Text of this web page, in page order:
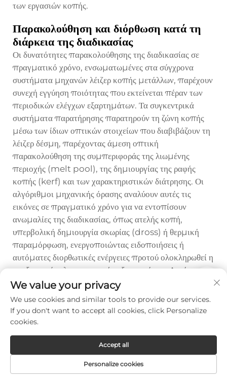
των εργασιών κοπής.
Παρακολούθηση και διόρθωση κατά τη
διάρκεια της διαδικασίας
Οι δυνατότητες παρακολούθησης της διαδικασίας σε
πραγματικό χρόνο, ενσωματωμένες στα σύγχρονα
συστήματα μηχανών λέιζερ κοπής μετάλλων, παρέχουν
συνεχή εγγύηση ποιότητας που εκτείνεται πέραν των
περιοδικών ελέγχων εξαρτημάτων. Τα συγκεντρικά
συστήματα παρατήρησης παρατηρούν τη ζώνη κοπής
μέσω των ίδιων οπτικών στοιχείων που διαβιβάζουν τη
λέιζερ δέσμη, παρέχοντας άμεση οπτική
παρακολούθηση της συμπεριφοράς της λιωμένης
περιοχής (melt pool), της δημιουργίας της ραφής
κοπής (kerf) και των χαρακτηριστικών διάτρησης. Οι
αλγόριθμοι μηχανικής όρασης αναλύουν αυτές τις
εικόνες σε πραγματικό χρόνο για να εντοπίσουν
ανωμαλίες της διαδικασίας, όπως ατελής κοπή,
υπερβολική δημιουργία σκωρίας (dross) ή θερμική
παραμόρφωση, ενεργοποιώντας ειδοποιήσεις ή
αυτόματες διορθωτικές ενέργειες προτού ολοκληρωθεί η
επεξεργασία ελαττωματικών εξαρτημάτων. Αυτή η
ενδιάμεση επαλήθευση της ποιότητας μειώνει τα
απορρίμματα, καθώς εντοπίζει τα προβλήματα
αμέσως, αντί να ανακαλύπτονται τα ελαττώματα κατά
τη μετα-παραγωγική εξέταση ολοκληρωμένων
παρτίδων.
Τα συστήματα παρακολούθησης εκπομπών
διαδικασίας με βάση το φωτοδίοδο μετρούν την ένταση
και τα φασματικά χαρακτηριστικά του φωτός που
We value your privacy
We use cookies and similar tools to provide our services.
If you don't want to accept all cookies, click Personalize
cookies.
Personalize cookies
Accept all